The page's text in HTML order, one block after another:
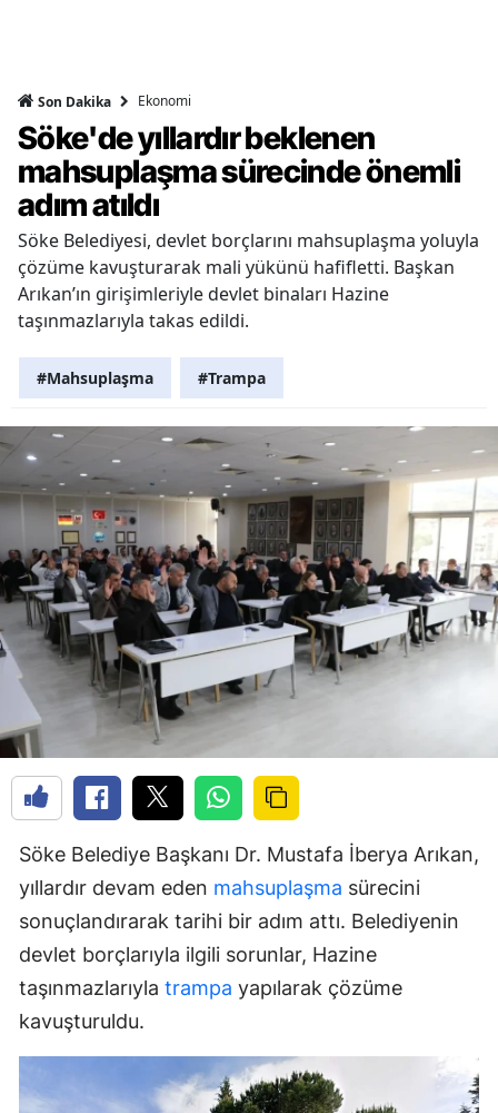
Son Dakika Ekonomi
Söke'de yıllardır beklenen
mahsuplaşma sürecinde önemli
adım atıldı
Söke Belediyesi, devlet borçlarını mahsuplaşma yoluyla
çözüme kavuşturarak mali yükünü hafifletti. Başkan
Arıkan’ın girişimleriyle devlet binaları Hazine
taşınmazlarıyla takas edildi.
#Mahsuplaşma #Trampa
Söke Belediye Başkanı Dr. Mustafa İberya Arıkan,
yıllardır devam eden mahsuplaşma sürecini
sonuçlandırarak tarihi bir adım attı. Belediyenin
devlet borçlarıyla ilgili sorunlar, Hazine
taşınmazlarıyla trampa yapılarak çözüme
kavuşturuldu.